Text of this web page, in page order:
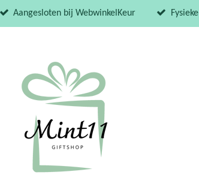
Aangesloten bij WebwinkelKeur